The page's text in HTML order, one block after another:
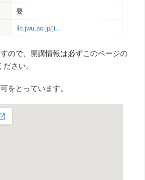
要
llc.jwu.ac.jp/ji...
ので、開講情報は必ずこのページの
さい。
をとっています。